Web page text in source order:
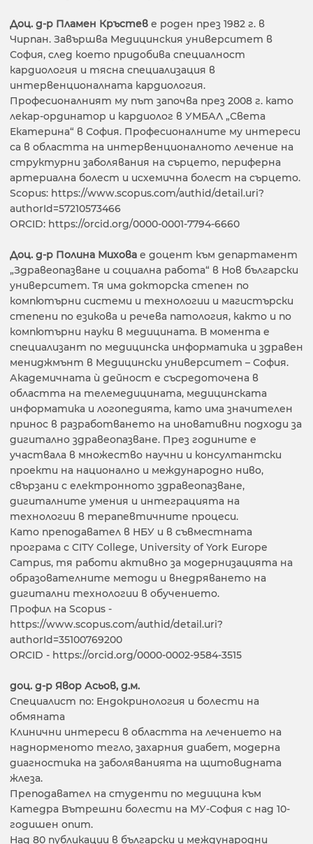
Доц. д-р Пламен Кръстев е роден през 1982 г. в
Чирпан. Завършва Медицинския университет в
София, след което придобива специалност
кардиология и тясна специализация в
интервенционалната кардиология.
Професионалният му път започва през 2008 г. като
лекар-ординатор и кардиолог в УМБАЛ „Света
Екатерина“ в София. Професионалните му интереси
са в областта на интервенционалното лечение на
структурни заболявания на сърцето, периферна
артериална болест и исхемична болест на сърцето.
Scopus: https://www.scopus.com/authid/detail.uri?
authorId=57210573466
ORCID: https://orcid.org/0000-0001-7794-6660
Доц. д-р Полина Михова е доцент към департамент
„Здравеопазване и социална работа“ в Нов български
университет. Тя има докторска степен по
компютърни системи и технологии и магистърски
степени по езикова и речева патология, както и по
компютърни науки в медицината. В момента е
специализант по медицинска информатика и здравен
мениджмънт в Медицински университет – София.
Академичната ѝ дейност е съсредоточена в
областта на телемедицината, медицинската
информатика и логопедията, като има значителен
принос в разработването на иновативни подходи за
дигитално здравеопазване. През годините е
участвала в множество научни и консултантски
проекти на национално и международно ниво,
свързани с електронното здравеопазване,
дигиталните умения и интеграцията на
технологии в терапевтичните процеси.
Като преподавател в НБУ и в съвместната
програма с CITY College, University of York Europe
Campus, тя работи активно за модернизацията на
образователните методи и внедряването на
дигитални технологии в обучението.
Профил на Scopus -
https://www.scopus.com/authid/detail.uri?
authorId=35100769200
ORCID - https://orcid.org/0000-0002-9584-3515
доц. д-р Явор Асьов, д.м.
Специалист по: Ендокринология и болести на
обмяната
Клинични интереси в областта на лечението на
наднорменото тегло, захарния диабет, модерна
диагностика на заболяванията на щитовидната
жлеза.
Преподавател на студенти по медицина към
Катедра Вътрешни болести на МУ-София с над 10-
годишен опит.
Над 80 публикации в български и международни